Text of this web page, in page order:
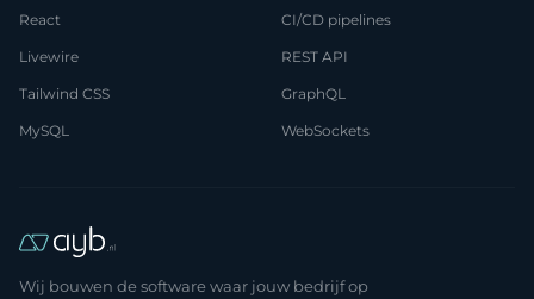
React
Livewire
Tailwind CSS
MySQL
CI/CD pipelines
REST API
GraphQL
WebSockets
Wij bouwen de software waar jouw bedrijf op